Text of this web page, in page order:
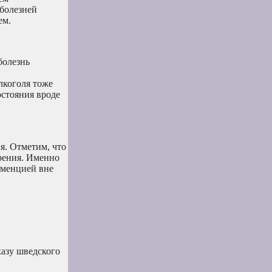
тоже
вроде
Отметим, что
Именно
вне
шведского